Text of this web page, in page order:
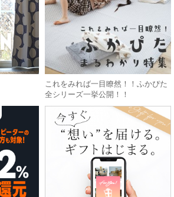
これをみれば一目瞭然！！ふかぴた
全シリーズ一挙公開！！